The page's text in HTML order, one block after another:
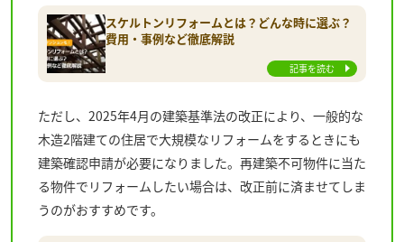
スケルトンリフォームとは？どんな時に選ぶ？
費用・事例など徹底解説
記事を読む
ただし、2025年4月の建築基準法の改正により、一般的な
木造2階建ての住居で大規模なリフォームをするときにも
建築確認申請が必要になりました。再建築不可物件に当た
る物件でリフォームしたい場合は、改正前に済ませてしま
うのがおすすめです。